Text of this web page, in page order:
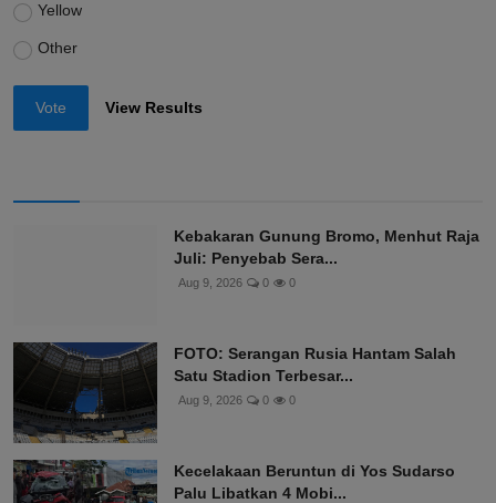
Yellow
Other
Vote View Results
Kebakaran Gunung Bromo, Menhut Raja
Juli: Penyebab Sera...
Aug 9, 2026 0 0
FOTO: Serangan Rusia Hantam Salah
Satu Stadion Terbesar...
Aug 9, 2026 0 0
Kecelakaan Beruntun di Yos Sudarso
Palu Libatkan 4 Mobi...